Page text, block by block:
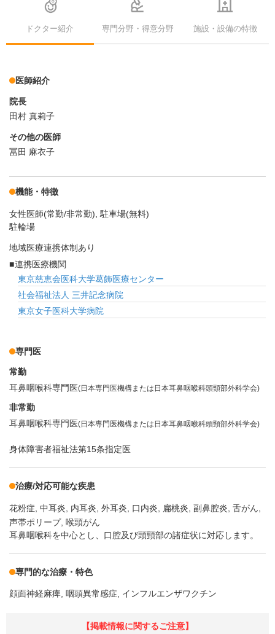
ドクター紹介 専門分野・得意分野 施設・設備の特徴
医師紹介
院長
田村 真莉子
その他の医師
冨田 麻衣子
機能・特徴
女性医師(常勤/非常勤) 駐車場(無料)
駐輪場
地域医療連携体制あり
連携医療機関
東京慈恵会医科大学葛飾医療センター
社会福祉法人 三井記念病院
東京女子医科大学病院
専門医
常勤
耳鼻咽喉科専門医(日本専門医機構または日本耳鼻咽喉科頭頸部外科学会)
非常勤
耳鼻咽喉科専門医(日本専門医機構または日本耳鼻咽喉科頭頸部外科学会)
身体障害者福祉法第15条指定医
治療/対応可能な疾患
花粉症 中耳炎 内耳炎 外耳炎 口内炎 扁桃炎 副鼻腔炎 舌がん
声帯ポリープ 喉頭がん
耳鼻咽喉科を中心とし、口腔及び頭頸部の諸症状に対応します。
専門的な治療・特色
顔面神経麻痺 咽頭異常感症 インフルエンザワクチン
【掲載情報に関するご注意】